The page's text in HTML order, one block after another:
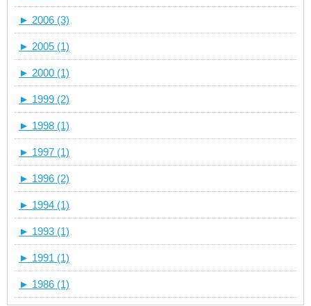
► 2006 (3)
► 2005 (1)
► 2000 (1)
► 1999 (2)
► 1998 (1)
► 1997 (1)
► 1996 (2)
► 1994 (1)
► 1993 (1)
► 1991 (1)
► 1986 (1)